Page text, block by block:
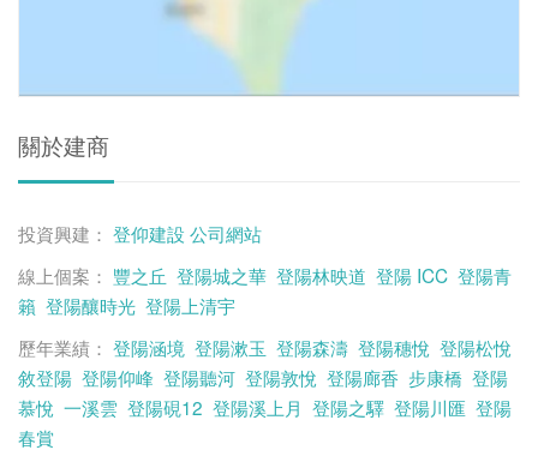
關於建商
投資興建： 登仰建設 公司網站
線上個案： 豐之丘 登陽城之華 登陽林映道 登陽 ICC 登陽青
籟 登陽釀時光 登陽上清宇
歷年業績： 登陽涵境 登陽漱玉 登陽森濤 登陽穗悅 登陽松悅
敘登陽 登陽仰峰 登陽聽河 登陽敦悅 登陽廊香 步康橋 登陽
慕悅 一溪雲 登陽硯12 登陽溪上月 登陽之驛 登陽川匯 登陽
春賞